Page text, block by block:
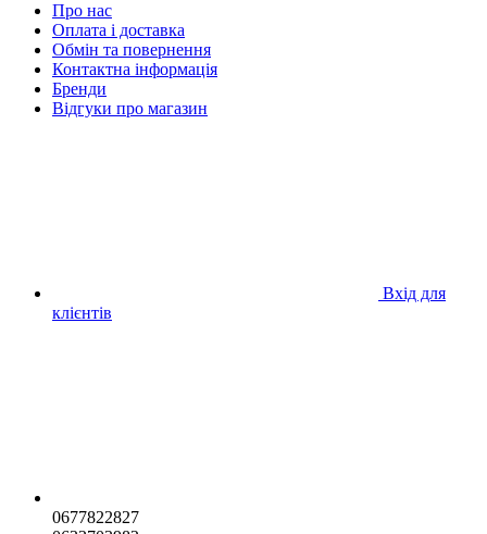
Про нас
Оплата і доставка
Обмін та повернення
Контактна інформація
Бренди
Відгуки про магазин
Вхід для
клієнтів
0677822827